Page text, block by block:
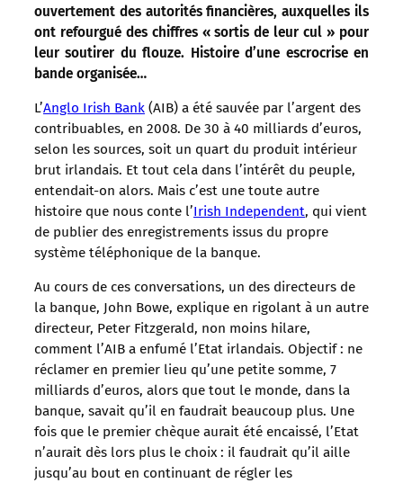
ouvertement des autorités financières, auxquelles ils
ont refourgué des chiffres « sortis de leur cul » pour
leur soutirer du flouze. Histoire d’une escrocrise en
bande organisée…
L’Anglo Irish Bank (AIB) a été sauvée par l’argent des
contribuables, en 2008. De 30 à 40 milliards d’euros,
selon les sources, soit un quart du produit intérieur
brut irlandais. Et tout cela dans l’intérêt du peuple,
entendait-on alors. Mais c’est une toute autre
histoire que nous conte l’Irish Independent, qui vient
de publier des enregistrements issus du propre
système téléphonique de la banque.
Au cours de ces conversations, un des directeurs de
la banque, John Bowe, explique en rigolant à un autre
directeur, Peter Fitzgerald, non moins hilare,
comment l’AIB a enfumé l’Etat irlandais. Objectif : ne
réclamer en premier lieu qu’une petite somme, 7
milliards d’euros, alors que tout le monde, dans la
banque, savait qu’il en faudrait beaucoup plus. Une
fois que le premier chèque aurait été encaissé, l’Etat
n’aurait dès lors plus le choix : il faudrait qu’il aille
jusqu’au bout en continuant de régler les